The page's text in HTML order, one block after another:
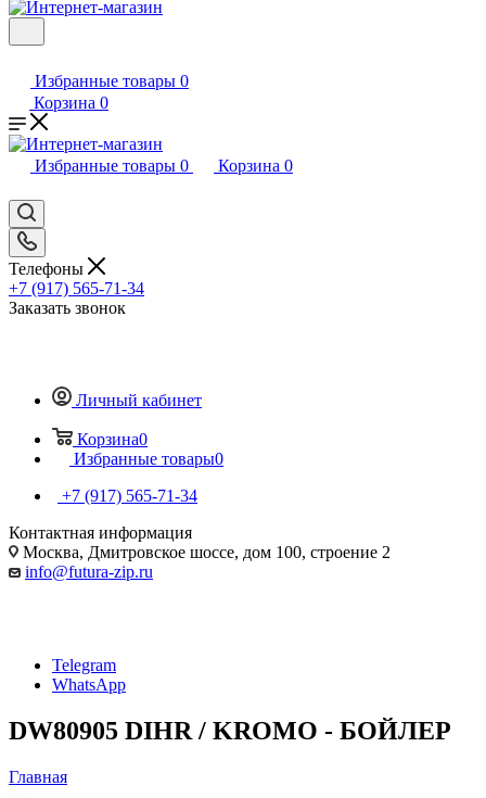
Избранные товары 0
Корзина 0
Избранные товары 0 Корзина 0
Телефоны
+7 (917) 565-71-34
Заказать звонок
Личный кабинет
Корзина0
Избранные товары0
+7 (917) 565-71-34
Контактная информация
Москва, Дмитровское шоссе, дом 100, строение 2
info@futura-zip.ru
Telegram
WhatsApp
DW80905 DIHR / KROMO - БОЙЛЕР
Главная